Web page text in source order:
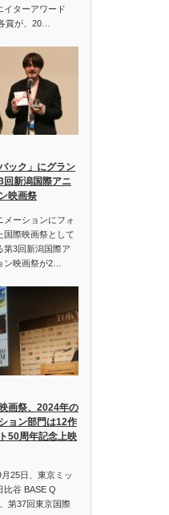
イターアワード
賞が、20…
ック」にグラン
新潟国際アニ
映画祭
ーションにフォ
国際映画祭として
第3回新潟国際ア
ン映画祭が2…
画祭、2024年の
ョン部門は12作
50周年記念上映
25日、東京ミッ
比谷 BASE Q
第37回東京国際